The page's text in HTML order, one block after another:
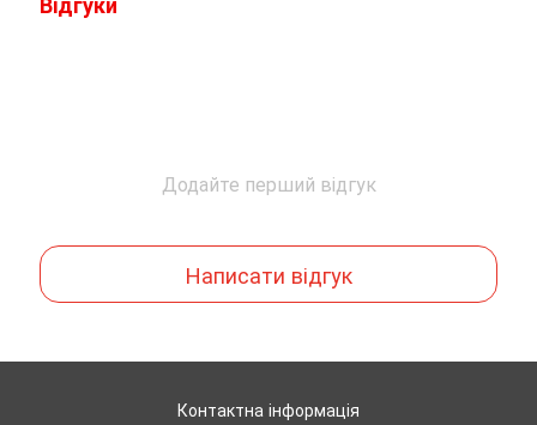
Додайте перший відгук
Написати відгук
Контактна інформація